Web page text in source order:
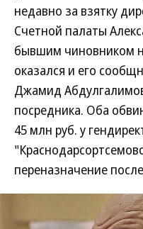
недавно за взятку
Счетной палаты
бывшим чиновником
оказался и его
Джамид
посредника. Оба
45 млн руб. у
переназначение